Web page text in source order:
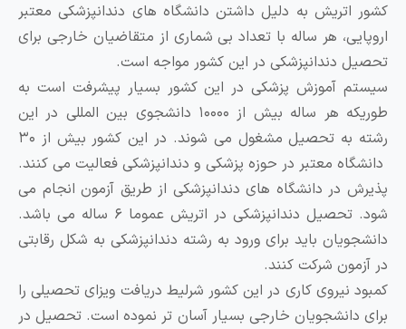
اتریش به دلیل داشتن دانشگاه‌ های دندانپزشکی معتبر
هر ساله با تعداد بی ‌شماری از متقاضیان خارجی برای
دندانپزشکی در این کشور مواجه است.
آموزش پزشکی در این کشور بسیار پیشرفت است به
طوریکه هر ساله بیش از ۱۰۰۰۰ دانشجوی بین المللی در این
رشته به تحصیل مشغول می شوند. در این کشور بیش از ۳۰
معتبر در حوزه پزشکی و دندانپزشکی فعالیت می کنند.
در دانشگاه های دندانپزشکی از طریق آزمون انجام می
شود. تحصیل دندانپزشکی در اتریش عموما ۶ ساله می باشد.
باید برای ورود به رشته دندانپزشکی به شکل رقابتی
آزمون شرکت کنند.
نیروی کاری در این کشور شرلیط دریافت ویزای تحصیلی را
دانشجویان خارجی بسیار آسان تر نموده است. تحصیل در